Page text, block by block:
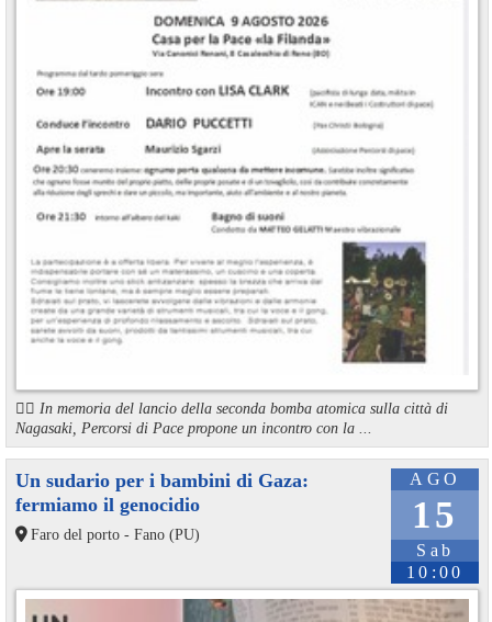
🏳️‍🌈 In memoria del lancio della seconda bomba atomica sulla città di
Nagasaki, Percorsi di Pace propone un incontro con la ...
AGO
15
Sab
10:00
Un sudario per i bambini di Gaza:
fermiamo il genocidio
Faro del porto - Fano (PU)